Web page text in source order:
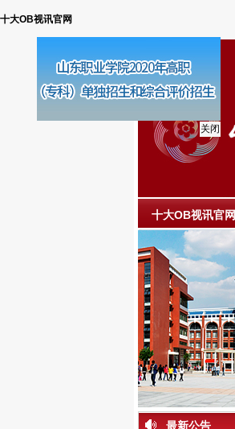
十大OB视讯官网
关闭
十大OB视讯官网
最新公告